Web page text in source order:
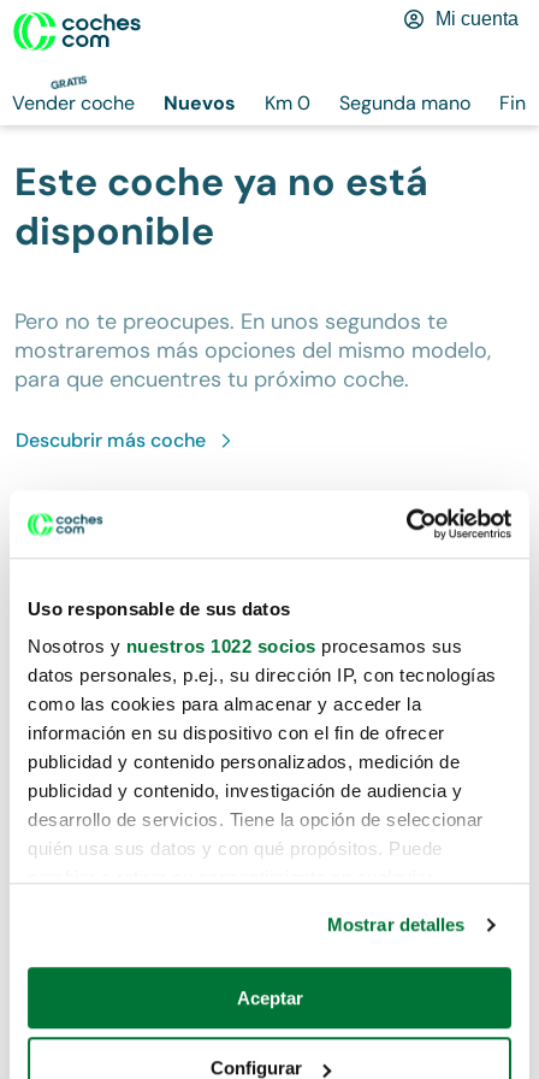
Uso responsable de sus datos
Nosotros y nuestros 1022 socios procesamos sus
datos personales, p.ej., su dirección IP, con tecnologías
como las cookies para almacenar y acceder la
información en su dispositivo con el fin de ofrecer
publicidad y contenido personalizados, medición de
publicidad y contenido, investigación de audiencia y
desarrollo de servicios. Tiene la opción de seleccionar
quién usa sus datos y con qué propósitos. Puede
Si lo permite, también quisiéramos:
Recopilar información sobre su ubicación geográfica
Mostrar detalles
Aceptar
Configurar
GRATIS
Vender coche Nuevos Km 0 Segunda mano
Mi cuenta
Este coche ya no está
disponible
Pero no te preocupes. En unos segundos te
mostraremos más opciones del mismo modelo,
para que encuentres tu próximo coche.
Descubrir máscoche